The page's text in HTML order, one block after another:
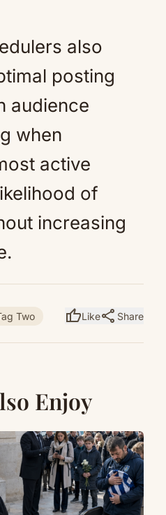
also
posting
audience
when
active
of
increasing
Two thumb_upLikeshare Share
Enjoy